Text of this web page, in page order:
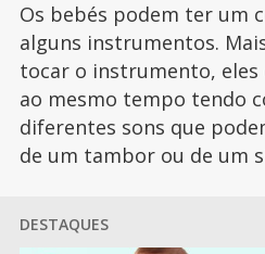
Os bebés podem ter um
alguns instrumentos.
tocar o instrumento, eles
ao mesmo tempo tendo
diferentes sons que
de um tambor ou de um
DESTAQUES